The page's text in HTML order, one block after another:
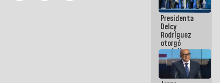
Eléctrico
para
abordar
planes de
acción
Presidenta
Delcy
Rodríguez
otorgó
medalla
"Héroe de
Venezuela"
a servidores